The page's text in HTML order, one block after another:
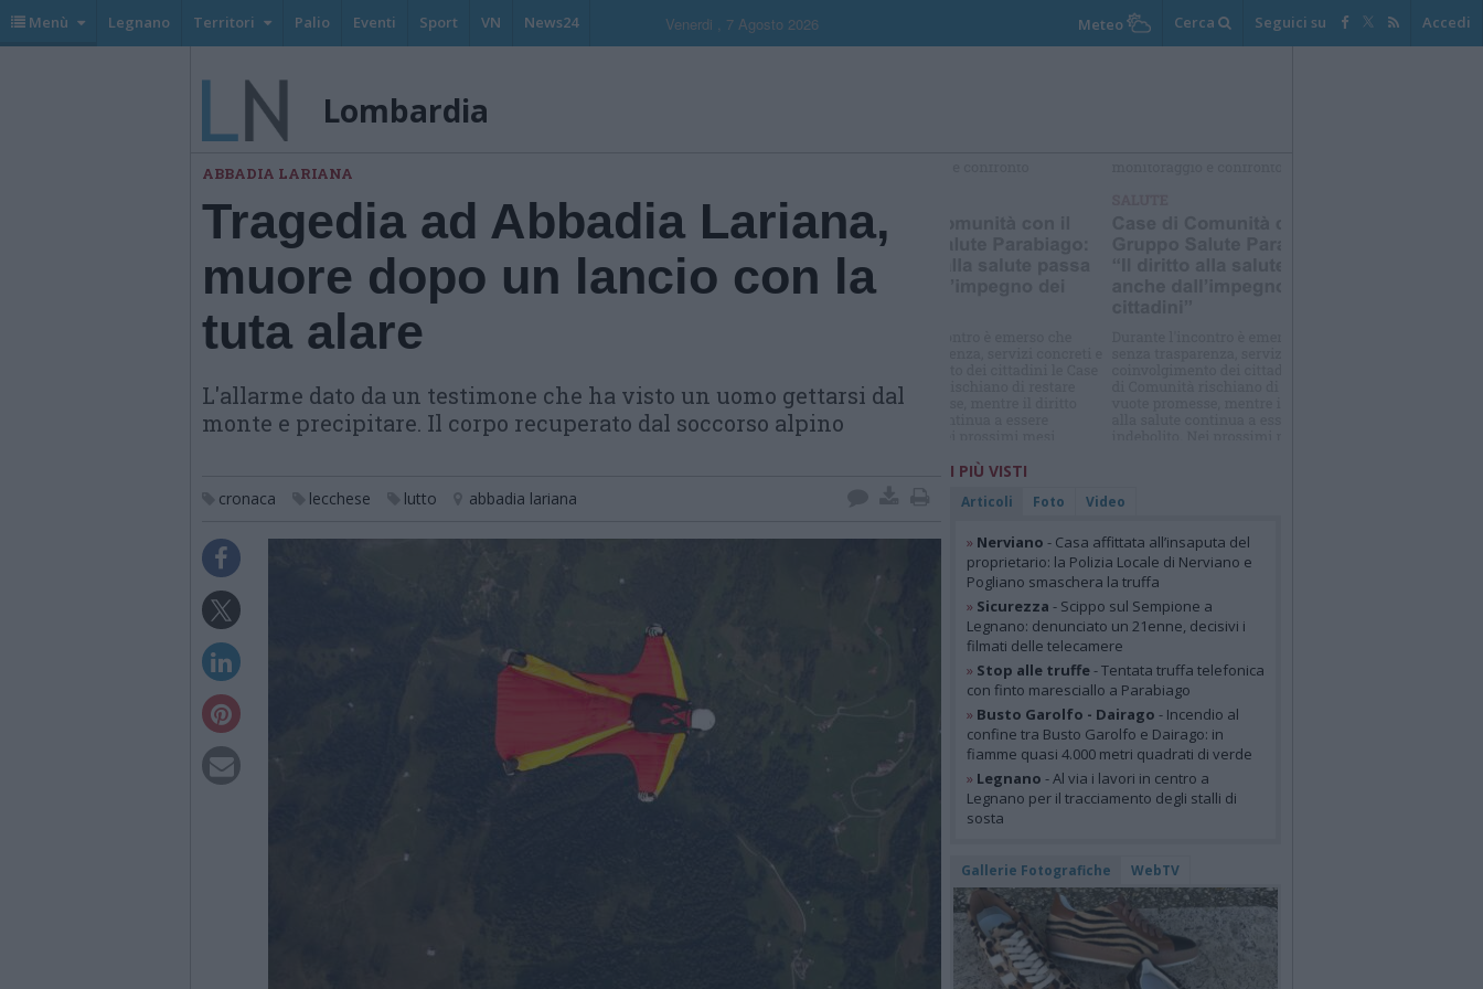
Menù Legnano Territori Palio Eventi Sport VN News24 Venerdi , 7 Agosto 2026 Meteo Cerca Seguici su Accedi
Lombardia
ABBADIA LARIANA
Tragedia ad Abbadia Lariana,
muore dopo un lancio con la
tuta alare
L'allarme dato da un testimone che ha visto un uomo gettarsi dal
monte e precipitare. Il corpo recuperato dal soccorso alpino
cronaca lecchese lutto abbadia lariana
I PIÙ VISTI
Articoli Foto Video
» Nerviano - Casa affittata all’insaputa del
proprietario: la Polizia Locale di Nerviano e
Pogliano smaschera la truffa
» Sicurezza - Scippo sul Sempione a
Legnano: denunciato un 21enne, decisivi i
filmati delle telecamere
» Stop alle truffe- Tentata truffa telefonica
con finto maresciallo a Parabiago
» Busto Garolfo - Dairago - Incendio al
confine tra Busto Garolfo e Dairago: in
fiamme quasi 4.000 metri quadrati di verde
» Legnano - Al via i lavori in centro a
Legnano per il tracciamento degli stalli di
sosta
Gallerie Fotografiche WebTV